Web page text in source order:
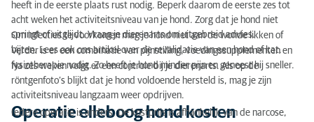
heeft in de eerste plaats rust nodig. Beperk daarom de eerste zes tot
acht weken het activiteitsniveau van je hond. Zorg dat je hond niet
springt of uitglijdt. Vraag je dierenarts om uitgebreid advies.
Om infecties te voorkomen mag je hond niet aan de wonde likken of
bijten. Lees ook ons artikel over de revalidatie van een hond of kat.
Verder is er een combinatie van pijnstilling, voedingssupplementen en
fysiotherapie nodig. Zo heeft je hond minder pijn en geneest hij sneller.
Na zes weken volgt er een controle bij je dierenarts. Als op de
röntgenfoto’s blijkt dat je hond voldoende hersteld is, mag je zijn
activiteitsniveau langzaam weer opdrijven.
Operatie elleboog hond kosten
Iedere operatie is anders. De kostprijs is afhankelijk van de narcose,